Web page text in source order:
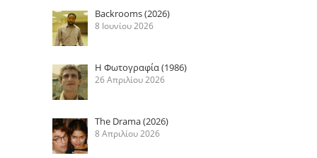
Backrooms (2026)
8 Ιουνίου 2026
Η Φωτογραφία (1986)
26 Απριλίου 2026
The Drama (2026)
8 Απριλίου 2026